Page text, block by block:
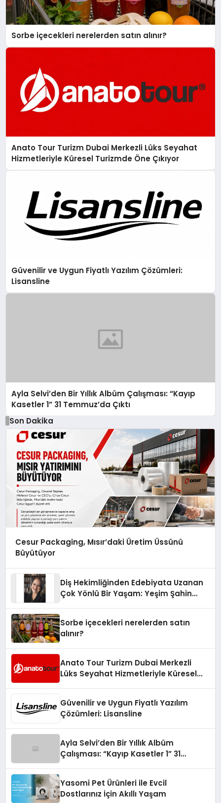
Sorbe içecekleri nerelerden satın alınır?
Anato Tour Turizm Dubai Merkezli Lüks Seyahat
Hizmetleriyle Küresel Turizmde Öne Çıkıyor
Güvenilir ve Uygun Fiyatlı Yazılım Çözümleri:
Lisansline
Ayla Selvi’den Bir Yıllık Albüm Çalışması: “Kayıp
Kasetler 1” 31 Temmuz’da Çıktı
Son Dakika
Cesur Packaging, Mısır’daki Üretim Üssünü
Büyütüyor
Diş Hekimliğinden Edebiyata Uzanan
Çok Yönlü Bir Yaşam: Yeşim Şahin
Sorbe içecekleri nerelerden satın
alınır?
Anato Tour Turizm Dubai Merkezli
Lüks Seyahat Hizmetleriyle Küresel
Güvenilir ve Uygun Fiyatlı Yazılım
Çözümleri: Lisansline
Ayla Selvi’den Bir Yıllık Albüm
Çalışması: “Kayıp Kasetler 1” 31
Yasomi Pet Ürünleri ile Evcil
Dostlarınız İçin Akıllı Yaşam